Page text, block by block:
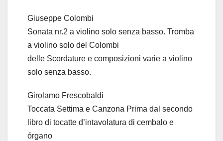
Giuseppe Colombi
Sonata nr.2 a violino solo senza basso. Tromba
a violino solo del Colombi
delle Scordature e composizioni varie a violino
solo senza basso.
Girolamo Frescobaldi
Toccata Settima e Canzona Prima dal secondo
libro di tocatte d’intavolatura di cembalo e
órgano